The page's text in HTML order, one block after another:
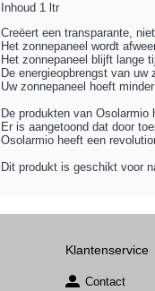
Inhoud 1 ltr
Creëert een transparante,
Het zonnepaneel wordt
Het zonnepaneel blijft lange
De energieopbrengst van uw
Uw zonnepaneel hoeft
De produkten van Osolarmio
Er is aangetoond dat door
Osolarmio heeft een
Dit produkt is geschikt voor
Klantenservice
Contact